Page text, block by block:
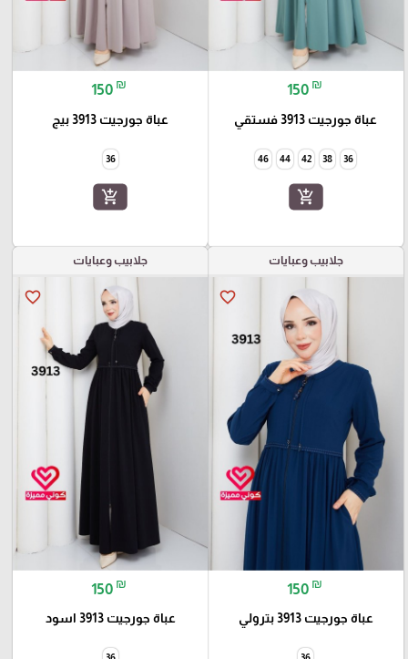
150 ₪
عباة جورجيت 3913 فستقي
36
38
42
44
46
add_shopping_cart
150 ₪
عباة جورجيت 3913 بيج
36
add_shopping_cart
جلابيب وعبايات
favorite_border
150 ₪
عباة جورجيت 3913 بترولي
جلابيب وعبايات
favorite_border
150 ₪
عباة جورجيت 3913 اسود